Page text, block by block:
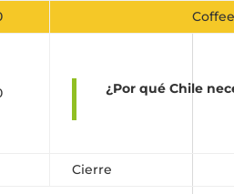
¿Por qué Chile
Cierre